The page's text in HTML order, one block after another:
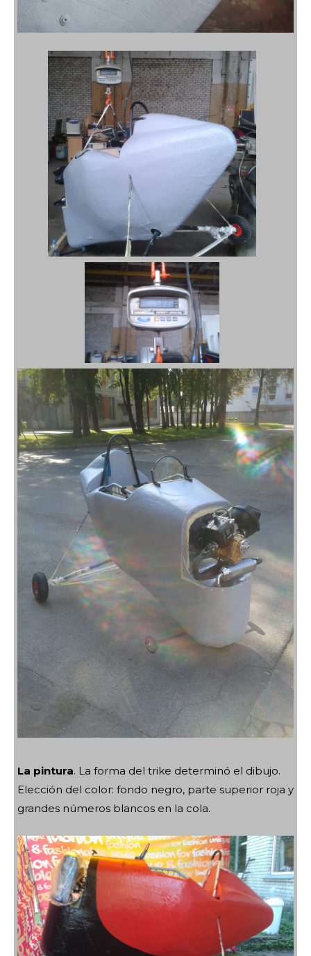
La pintura. La forma del trike determinó el dibujo.
Elección del color: fondo negro, parte superior roja y
grandes números blancos en la cola.